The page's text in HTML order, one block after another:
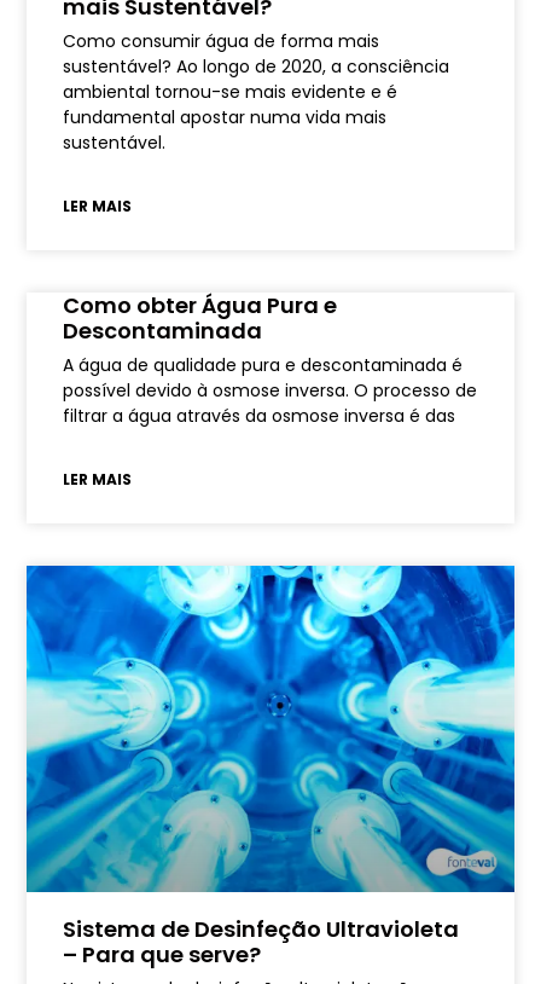
mais Sustentável?
Como consumir água de forma mais
sustentável? Ao longo de 2020, a consciência
ambiental tornou-se mais evidente e é
fundamental apostar numa vida mais
sustentável.
LER MAIS
Como obter Água Pura e
Descontaminada
A água de qualidade pura e descontaminada é
possível devido à osmose inversa. O processo de
filtrar a água através da osmose inversa é das
LER MAIS
Sistema de Desinfeção Ultravioleta
– Para que serve?